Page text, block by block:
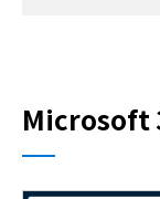
Microsoft